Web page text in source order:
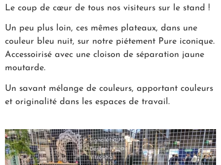
Le coup de cœur de tous nos visiteurs sur le stand !
Un peu plus loin, ces mêmes plateaux, dans une
couleur bleu nuit, sur notre piétement Pure iconique.
Accessoirisé avec une cloison de séparation jaune
moutarde.
Un savant mélange de couleurs, apportant couleurs
et originalité dans les espaces de travail.